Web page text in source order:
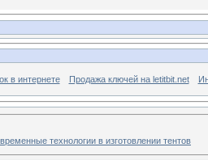
в интернете Продажа ключей на letitbit.net
технологии в изготовлении тентов